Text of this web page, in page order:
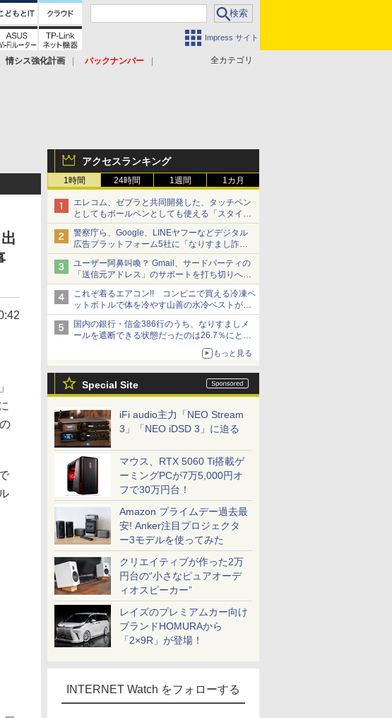
Impress サイト
全カテゴリ
情シス強化計画
バックナンバー
アクセスランキング
1時間 24時間 1週間 1カ月
エレコム、ゼブラと共同開発した、タッチペン
としてもボールペンとしても使える「スタイラ
スツーウェイ」発売 iPadにも紙にも、持ち替
えずに書き込める
警察庁ら、Google、LINEヤフーなどデジタル
広告プラットフォーム5社に「なりすまし詐欺
広告」対策強化を要請 著名人の写真や映像を
使った投資詐欺などへの対策として
ユーザー阿鼻叫喚？ Gmail、サードパーティの
「送信元アドレス」のサポートを打ち切りへ
【やじうまWatch】
これぞ着るエアコン!! コンビニで買える冷凍ペ
ットボトルで体を冷やす山善の水冷ベストがロ
ードバイクにちょうどいい【ぼっち・ざ・ろー
ど！その14】【空いた時間でなにしてる？】
国内の銀行・信金386行のうち、なりすましメ
ールを遮断できる状態だったのは26.7％にとど
まる～GMOブランドセキュリティ調査
もっと見る
Special Site
iFi audio主力「NEO Stream
3」「NEO iDSD 3」に迫る
マウス、RTX 5060 Ti搭載ゲ
ーミングPCが7万5,000円オ
フで30万円台！
Amazon プライムデー過去最
安! Anker注目プロジェクタ
ー3モデルを使ってみた
クリエイティブが作った2万
円台の“小さなピュアオーデ
ィオスピーカー”
レイズのプレミアムカー向け
ブランドHOMURAから
「2×9R」が登場！
INTERNET Watch をフォローする